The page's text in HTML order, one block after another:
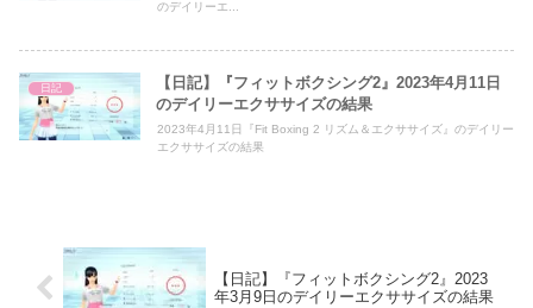
のデイリーエ...
日記
【日記】『フィットボクシング2』2023年4月11日
のデイリーエクササイズの結果
2023年4月11日『Fit Boxing 2 リズム＆エクササイズ』のデイリー
エクササイズの結果
【日記】『フィットボクシング2』2023
年3月9日のデイリーエクササイズの結果